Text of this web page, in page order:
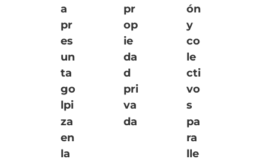
a
pr
es
un
ta
go
lpi
za
en
la
pr
op
ie
da
d
pri
va
da
ón
y
co
le
cti
vo
s
pa
ra
lle